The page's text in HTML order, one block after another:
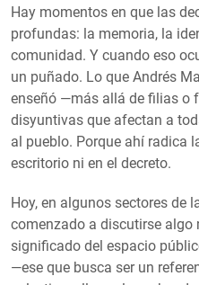
Hay momentos en que las
profundas: la memoria, la
comunidad. Y cuando eso
un puñado. Lo que Andrés
enseñó —más allá de filias o
disyuntivas que afectan a
al pueblo. Porque ahí radica
escritorio ni en el decreto.
Hoy, en algunos sectores de
comenzado a discutirse algo
significado del espacio
—ese que busca ser un